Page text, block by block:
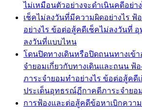
ไม่เหมือนตัวอย่างจะดำเนินคดีอย่า
เช็คไม่ลงวันที่มีความผิดอย่างไร ฟ้
อย่างไร ข้อต่อสู้คดีเช็คไม่ลงวันที่
ลงวันที่แบบไหน
โดนปิดทางเดินหรือปิดถนนทางเข้า
จำยอมเกี่ยวกับทางเดินและถนน ฟ้
ภาระจำยอมทำอย่างไร ข้อต่อสู้คดี
ประเด็นอุทธรณ์ฏีกาคดีภาระจำยอ
การฟ้องและต่อสู้คดีข้อหาเบิกความ